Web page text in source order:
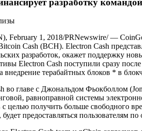
разработку
1, 2018/PRNewswire/ —
Cash (BCH). Electron Cash
разработок, окажет поддержку
Electron Cash поступили сразу
внедрение терабайтных блоков * в
во главе с Джональдом Фьокболлом
равноправной системы
с целью получить больше свободного
предоставляться пользователям